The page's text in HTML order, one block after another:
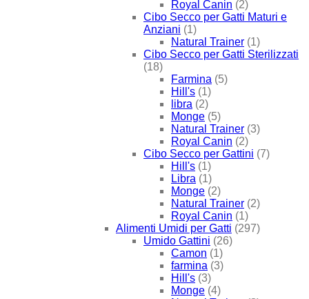
Royal Canin (2)
Cibo Secco per Gatti Maturi e
Anziani (1)
Natural Trainer (1)
Cibo Secco per Gatti Sterilizzati
(18)
Farmina (5)
Hill's (1)
libra (2)
Monge (5)
Natural Trainer (3)
Royal Canin (2)
Cibo Secco per Gattini (7)
Hill's (1)
Libra (1)
Monge (2)
Natural Trainer (2)
Royal Canin (1)
Alimenti Umidi per Gatti (297)
Umido Gattini (26)
Camon (1)
farmina (3)
Hill's (3)
Monge (4)